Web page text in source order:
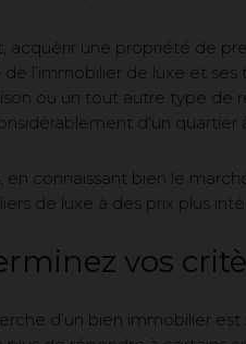
acquérir une propriété de
l’immobilier de luxe et
ou un tout autre type de
d'un quartier
en connaissant bien le
de luxe à des prix plus
vos
d’un bien immobilier